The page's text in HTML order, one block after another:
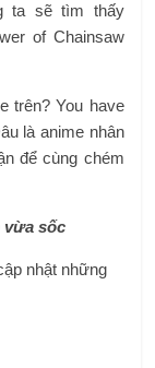
ta sẽ tìm thấy
of Chainsaw
trên? You have
là anime nhân
để cùng chém
vừa sốc
nhật những